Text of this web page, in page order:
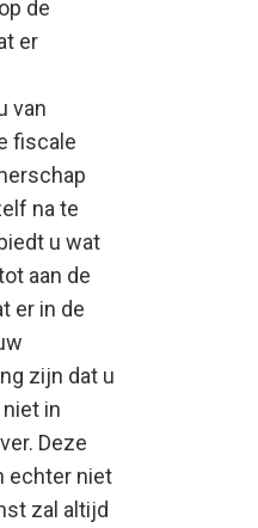
de
er
van
fiscale
na te
u wat
aan de
er in de
zijn dat u
in
Deze
echter niet
zal altijd